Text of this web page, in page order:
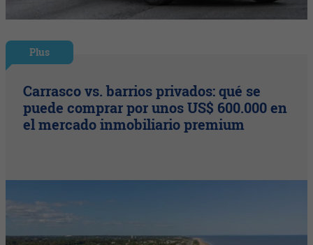
Plus
Carrasco vs. barrios privados: qué se
puede comprar por unos US$ 600.000 en
el mercado inmobiliario premium